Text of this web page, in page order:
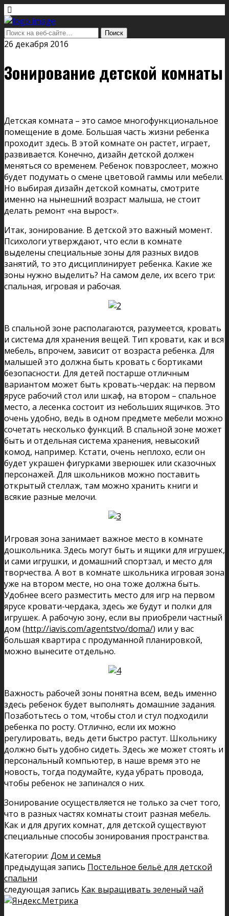
26 декабря 2016
Зонирование детской комнаты
Детская комната – это самое многофункциональное
помещение в доме. Большая часть жизни ребенка
проходит здесь. В этой комнате он растет, играет,
развивается. Конечно, дизайн детской должен
меняться со временем. Ребенок повзрослеет, можно
будет подумать о смене цветовой гаммы или мебели.
Но выбирая дизайн детской комнаты, смотрите
именно на нынешний возраст малыша, не стоит
делать ремонт «на вырост».
Итак, зонирование. В детской это важный момент.
Психологи утверждают, что если в комнате
выделены специальные зоны для разных видов
занятий, то это дисциплинирует ребенка. Какие же
зоны нужно выделить? На самом деле, их всего три:
спальная, игровая и рабочая.
В спальной зоне располагаются, разумеется, кровать
и система для хранения вещей. Тип кровати, как и вся
мебель, впрочем, зависит от возраста ребенка. Для
малышей это должна быть кровать с бортиками
безопасности. Для детей постарше отличным
вариантом может быть кровать-чердак: на первом
ярусе рабочий стол или шкаф, на втором – спальное
место, а лесенка состоит из небольших ящичков. Это
очень удобно, ведь в одном предмете мебели можно
сочетать несколько функций. В спальной зоне может
быть и отдельная система хранения, невысокий
комод, например. Кстати, очень неплохо, если он
будет украшен фигурками зверюшек или сказочных
персонажей. Для школьников можно поставить
открытый стеллаж, там можно хранить книги и
всякие разные мелочи.
Игровая зона занимает важное место в комнате
дошкольника. Здесь могут быть и ящики для игрушек,
и сами игрушки, и домашний спортзал, и место для
творчества. А вот в комнате школьника игровая зона
уже на втором месте, но она тоже должна быть.
Удобнее всего разместить место для игр на первом
ярусе кровати-чердака, здесь же будут и полки для
игрушек. А рабочую зону, если вы приобрели частный
дом (http://iavis.com/agentstvo/doma/) или у вас
большая квартира с продуманной планировкой,
можно вынесите отдельно.
Важность рабочей зоны понятна всем, ведь именно
здесь ребенок будет выполнять домашние задания.
Позаботьтесь о том, чтобы стол и стул подходили
ребенка по росту. Отлично, если их можно
регулировать, ведь дети быстро растут. Школьнику
должно быть удобно сидеть. Здесь же может стоять и
персональный компьютер, в наше время это не
новость, тогда подумайте, куда убрать провода,
чтобы ребенок не запинался о них.
Зонирование осуществляется не только за счет того,
что в разных частях комнаты стоит разная мебель.
Как и для других комнат, для детской существуют
специальные способы зонирования пространства.
Категории: Дом и семья
предыдущая запись Постельное бельё для детской
спальни
следующая запись Как выращивать зеленый чай